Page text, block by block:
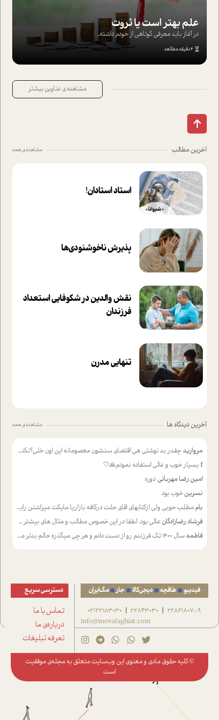
علم بهتر است یا ثروت
در آغاز باید معرفی کوتاهی از خودم داشته...
4 دقیقه مطالعه
مشاهده ی عناوین بیشتر
آخرین مطالب مشاهده ی همه
استاد استادان!
پذیرش ناخوشنودی‌ها
نقش والدین در شکوفا‌یی ا‌ستعداد
فرزندان‌
تنهایی مدرن
آخرین دیدگاه ها مشاهده ی همه
مروارید چقدر بد نوشتی هی اقتضای سنشون معصومانه این اون خلی؟نکنه تا چهل سالگی پوشکت میکردن و شیر میخوردی که به اینا میگی کودک
f بسیار خوب و عالی استفاده نمودم🙏🤍
امین رضا مهربانی دوره
نسرینخوب بود
بام مطلب حوبی ولی ازکتابهای اقای حلت درکافه بازاریا مایکت میزاشتن رایگان خوب بود ولی هرکدام خلاصه شده ش تومجله از طریق سایت هم خوبه اینکه درزیر اخرصفحه گذاشته شده خب ادم خبره میره نصب میکنه میخونه ولی هرکسی گوشیش ظرفیتش نداره باتشکر
فرشاد رضازادگان عالی بود. لطفا در این خصوص مطالب و مثال های بیشتر ی ارایه دهید
فاطمه سال ۱۴۰۰ تک فرزندم رو از دست دادم و هر چی میگذره حالم بدتر میشه و دلتنگتر تنایی رو ترجیح دادم و معاشرت برام سخت شده
فیدیبو طاقچه دیجی‌کالا جار مگ‌ایران
22861807-9
|
22843030
|
02122183030
info@movafaghiat.com
دسترسی سریع
تماس با ما
درباره‌ی ما
تعرفه تبلیغات
© کلیه حقوق مادی و معنوی این وب‌سایت متعلق به مجله‌ی موفقیت
است